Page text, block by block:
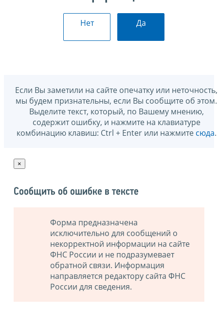
Нет Да
Если Вы заметили на сайте опечатку или неточность,
мы будем признательны, если Вы сообщите об этом.
Выделите текст, который, по Вашему мнению,
содержит ошибку, и нажмите на клавиатуре
комбинацию клавиш: Ctrl + Enter или нажмите сюда.
×
Сообщить об ошибке в тексте
Форма предназначена
исключительно для сообщений о
некорректной информации на сайте
ФНС России и не подразумевает
обратной связи. Информация
направляется редактору сайта ФНС
России для сведения.